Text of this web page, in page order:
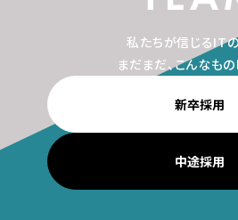
私たちが信じるITの
まだまだ、こんなも
新卒採用
中途採用